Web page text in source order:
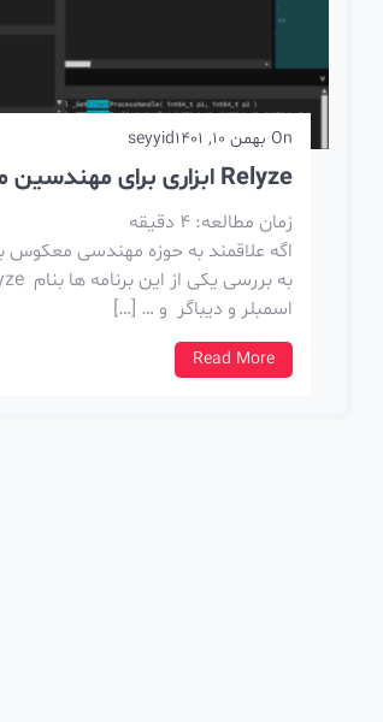
On بهمن 10, 1401 seyyid
Relyze ابزاری برای مهندسین معکوس
زمان مطالعه: 4 دقیقه
اگه علاقمند به حوزه مهندسی معکوس
اسمبلر و دیباگر و … […]
Read More